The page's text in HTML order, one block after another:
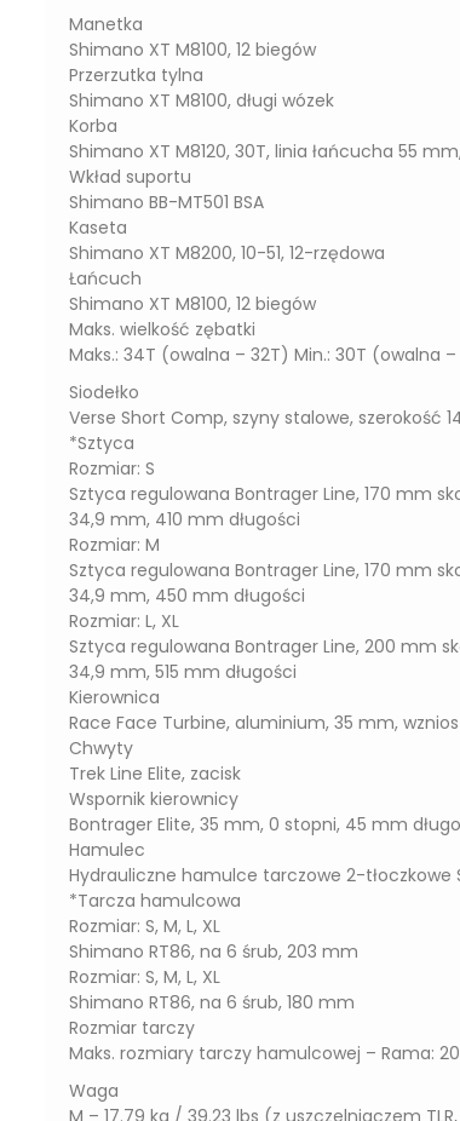
Manetka
Shimano XT M8100, 12 biegów
Przerzutka tylna
Shimano XT M8100, długi wózek
Korba
Shimano XT M8120, 30T, linia łańcucha 55
Wkład suportu
Shimano BB-MT501 BSA
Kaseta
Shimano XT M8200, 10-51, 12-rzędowa
Łańcuch
Shimano XT M8100, 12 biegów
Maks. wielkość zębatki
Maks.: 34T (owalna – 32T) Min.: 30T (owalna –
Siodełko
Verse Short Comp, szyny stalowe, szerokość
*Sztyca
Rozmiar: S
Sztyca regulowana Bontrager Line, 170 mm
34,9 mm, 410 mm długości
Rozmiar: M
Sztyca regulowana Bontrager Line, 170 mm
34,9 mm, 450 mm długości
Rozmiar: L, XL
Sztyca regulowana Bontrager Line, 200 mm
34,9 mm, 515 mm długości
Kierownica
Race Face Turbine, aluminium, 35 mm,
Chwyty
Trek Line Elite, zacisk
Wspornik kierownicy
Bontrager Elite, 35 mm, 0 stopni, 45 mm
Hamulec
Hydrauliczne hamulce tarczowe 2-tłoczkowe
*Tarcza hamulcowa
Rozmiar: S, M, L, XL
Shimano RT86, na 6 śrub, 203 mm
Rozmiar: S, M, L, XL
Shimano RT86, na 6 śrub, 180 mm
Rozmiar tarczy
Maks. rozmiary tarczy hamulcowej – Rama:
Waga
M – 17.79 kg / 39.23 lbs (z uszczelniaczem